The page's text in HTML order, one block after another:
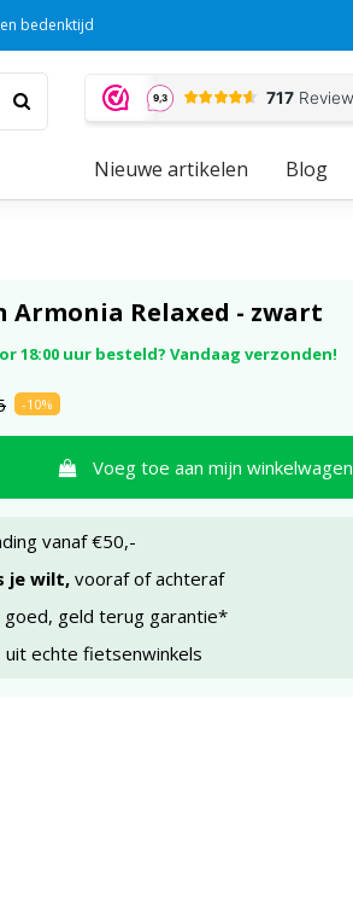
bedenktijd
Blog
Nieuwe artikelen
Armonia Relaxed - zwart
18:00 uur besteld? Vandaag verzonden!
-10%
Voeg toe aan mijn winkelwagen
vanaf €50,-
je wilt,vooraf of achteraf
geld terug garantie*
uit echte fietsenwinkels